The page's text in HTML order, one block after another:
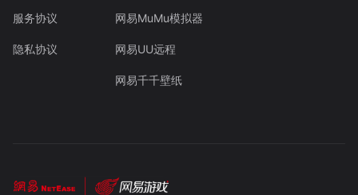
服务协议
隐私协议
网易MuMu模拟器
网易UU远程
网易千千壁纸